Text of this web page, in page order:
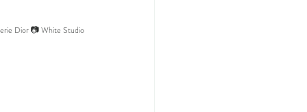
Dior 📷 White Studio